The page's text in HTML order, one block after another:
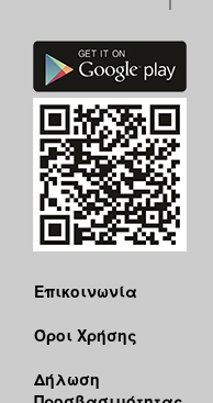
Επικοινωνία
Όροι Χρήσης
Δήλωση